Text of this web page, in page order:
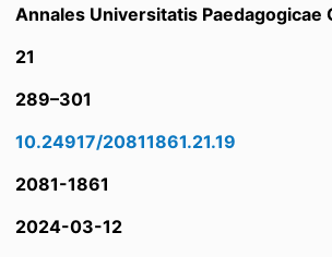
Annales Universitatis
21
289–301
10.24917/20811861.21.19
2081-1861
2024-03-12